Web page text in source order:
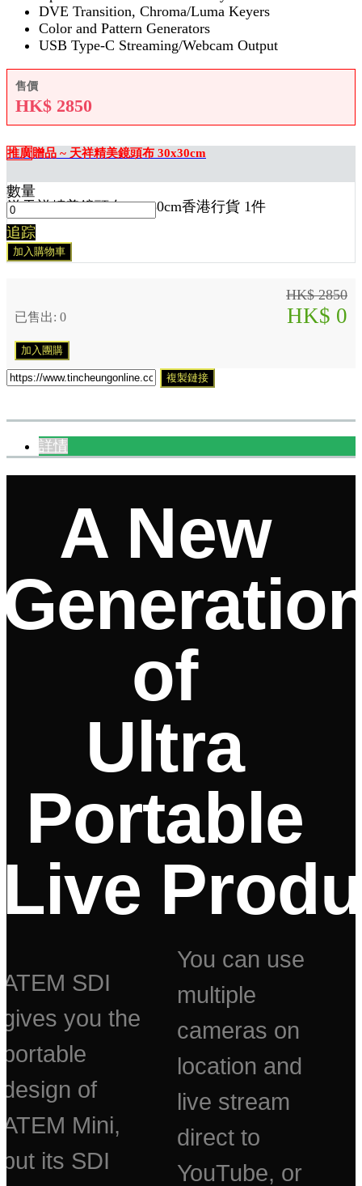
DVE Transition, Chroma/Luma Keyers
Color and Pattern Generators
USB Type-C Streaming/Webcam Output
售價
HK$ 2850
推廣贈品 ~ 天祥精美鏡頭布 30x30cm
送天祥精美鏡頭布 30x30cm香港行貨 1件
數量
追踪
加入購物車
HK$ 2850
已售出: 0 HK$ 0
加入團購
複製鏈接
詳情
A New
of
Ultra
Portable
Live
ATEM SDI
gives you the
portable
design of
ATEM Mini,
but its SDI
You can use
multiple
cameras on
location and
live stream
direct to
YouTube, or